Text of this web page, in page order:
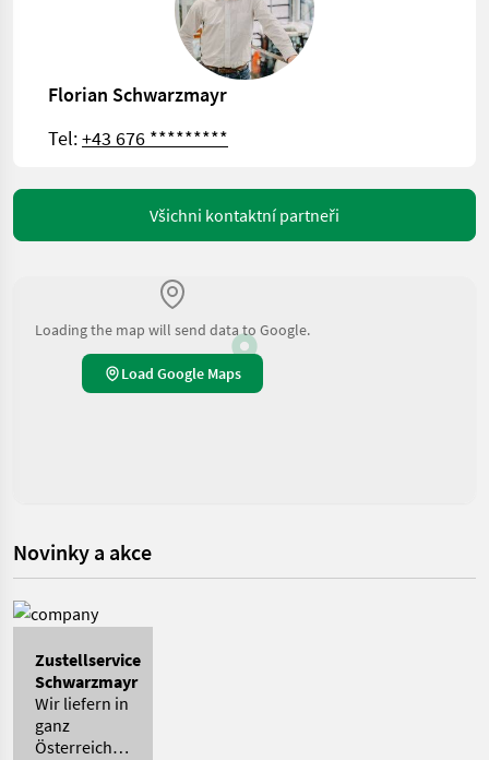
Florian Schwarzmayr
Tel:+43 676 *********
Všichni kontaktní partneři
Loading the map will send data to Google.
Load Google Maps
Novinky a akce
Zustellservice
Schwarzmayr
Wir liefern in
ganz
Österreich